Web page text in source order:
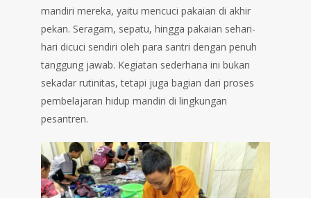
mandiri mereka, yaitu mencuci pakaian di akhir
pekan. Seragam, sepatu, hingga pakaian sehari-
hari dicuci sendiri oleh para santri dengan penuh
tanggung jawab. Kegiatan sederhana ini bukan
sekadar rutinitas, tetapi juga bagian dari proses
pembelajaran hidup mandiri di lingkungan
pesantren.